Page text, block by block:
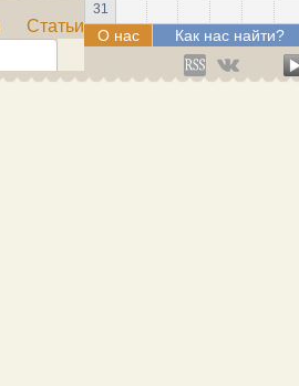
31
О нас Как нас найти?
Статьи